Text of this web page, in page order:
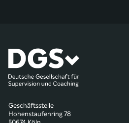
Geschäftsstelle
Hohenstaufenring 78